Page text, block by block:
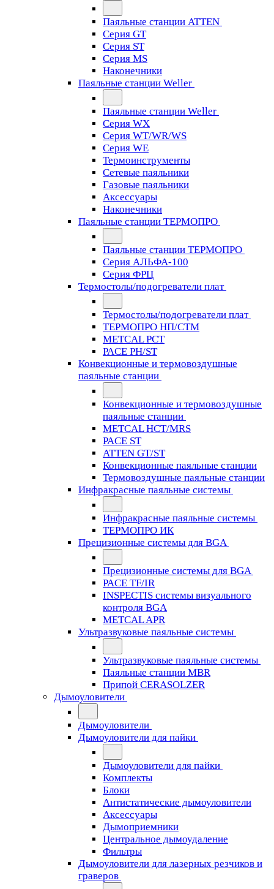
Паяльные станции ATTEN
Серия GT
Серия ST
Серия MS
Наконечники
Паяльные станции Weller
Паяльные станции Weller
Серия WX
Серия WT/WR/WS
Серия WE
Термоинструменты
Сетевые паяльники
Газовые паяльники
Аксессуары
Наконечники
Паяльные станции ТЕРМОПРО
Паяльные станции ТЕРМОПРО
Серия АЛЬФА-100
Серия ФРЦ
Термостолы/подогреватели плат
Термостолы/подогреватели плат
ТЕРМОПРО НП/СТМ
METCAL PCT
PACE PH/ST
Конвекционные и термовоздушные
паяльные станции
Конвекционные и термовоздушные
паяльные станции
METCAL HCT/MRS
PACE ST
ATTEN GT/ST
Конвекционные паяльные станции
Термовоздушные паяльные станции
Инфракрасные паяльные системы
Инфракрасные паяльные системы
ТЕРМОПРО ИК
Прецизионные системы для BGA
Прецизионные системы для BGA
PACE TF/IR
INSPECTIS системы визуального
контроля BGA
METCAL APR
Ультразвуковые паяльные системы
Ультразвуковые паяльные системы
Паяльные станции MBR
Припой CERASOLZER
Дымоуловители
Дымоуловители
Дымоуловители для пайки
Дымоуловители для пайки
Комплекты
Блоки
Антистатические дымоуловители
Аксессуары
Дымоприемники
Центральное дымоудаление
Фильтры
Дымоуловители для лазерных резчиков и
граверов